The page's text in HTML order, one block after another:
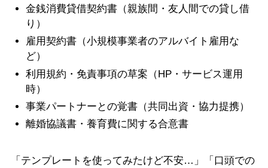
金銭消費貸借契約書（親族間・友人間での貸し借
り）
雇用契約書（小規模事業者のアルバイト雇用な
ど）
利用規約・免責事項の草案（HP・サービス運用
時）
事業パートナーとの覚書（共同出資・協力提携）
離婚協議書・養育費に関する合意書
「テンプレートを使ってみたけど不安…」「口頭での